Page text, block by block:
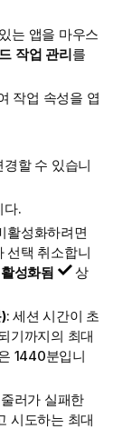
는 앱을 마우스
작업 관리를
작업 속성을 엽
할 수 있습니
다.
활성화하려면
선택 취소합니
활성화됨
상
: 세션 시간이 초
기까지의 최대
1440분입니
러가 실패한
시도하는 최대